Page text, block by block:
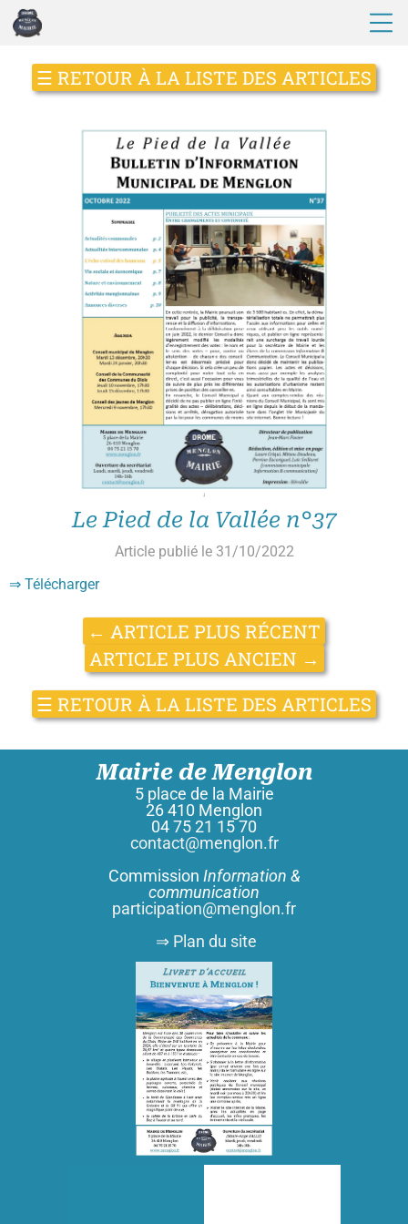
☰ RETOUR À LA LISTE DES ARTICLES
Le Pied de la Vallée n°37
Article publié le 31/10/2022
⇒ Télécharger
← ARTICLE PLUS RÉCENT
ARTICLE PLUS ANCIEN →
☰ RETOUR À LA LISTE DES ARTICLES
Mairie de Menglon
5 place de la Mairie
26 410 Menglon
04 75 21 15 70
contact@menglon.fr
Commission Information &
communication
participation@menglon.fr
⇒ Plan du site